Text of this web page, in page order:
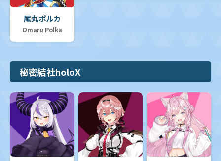
尾丸ポルカ
Omaru Polka
秘密結社holoX